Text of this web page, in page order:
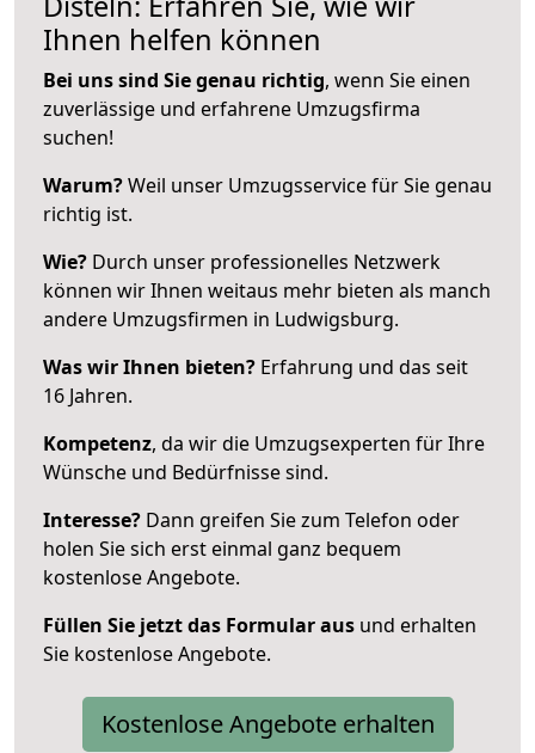
Ihnen helfen können
Bei uns sind Sie genau richtig, wenn Sie einen
zuverlässige und erfahrene Umzugsfirma
suchen!
Warum?Weil unser Umzugsservice für Sie genau
richtig ist.
Wie? Durch unser professionelles Netzwerk
können wir Ihnen weitaus mehr bieten als manch
andere Umzugsfirmen in Ludwigsburg.
Was wir Ihnen bieten? Erfahrung und das seit
16 Jahren.
Kompetenz, da wir die Umzugsexperten für Ihre
Wünsche und Bedürfnisse sind.
Interesse? Dann greifen Sie zum Telefon oder
holen Sie sich erst einmal ganz bequem
kostenlose Angebote.
Füllen Sie jetzt das Formular aus und erhalten
Sie kostenlose Angebote.
Kostenlose Angebote erhalten